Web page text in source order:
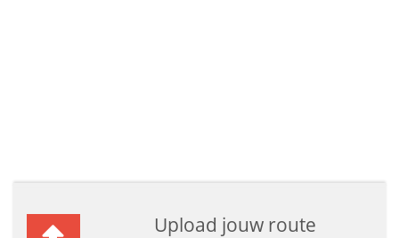
Upload jouw route